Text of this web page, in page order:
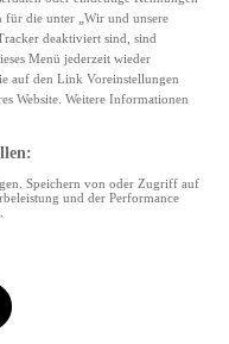
die unter „Wir und unsere
deaktiviert sind, sind
Menü jederzeit wieder
auf den Link Voreinstellungen
Website. Weitere Informationen
Speichern von oder Zugriff auf
und der Performance